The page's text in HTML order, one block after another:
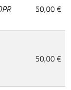
50,00 €
50,00 €